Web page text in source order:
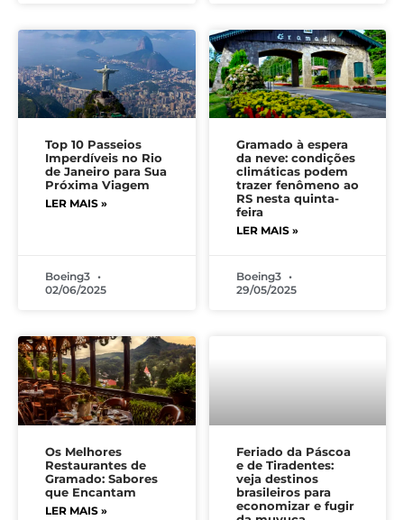
Top 10 Passeios
Imperdíveis no Rio
de Janeiro para Sua
Próxima Viagem
LER MAIS »
Boeing3
02/06/2025
Gramado à espera
da neve: condições
climáticas podem
trazer fenômeno ao
RS nesta quinta-
feira
LER MAIS »
Boeing3
29/05/2025
Os Melhores
Restaurantes de
Gramado: Sabores
que Encantam
LER MAIS »
Feriado da Páscoa
e de Tiradentes:
veja destinos
brasileiros para
economizar e fugir